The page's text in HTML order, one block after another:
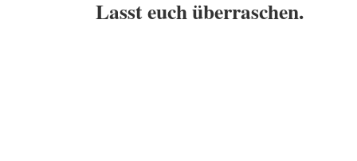
Lasst euch überraschen.